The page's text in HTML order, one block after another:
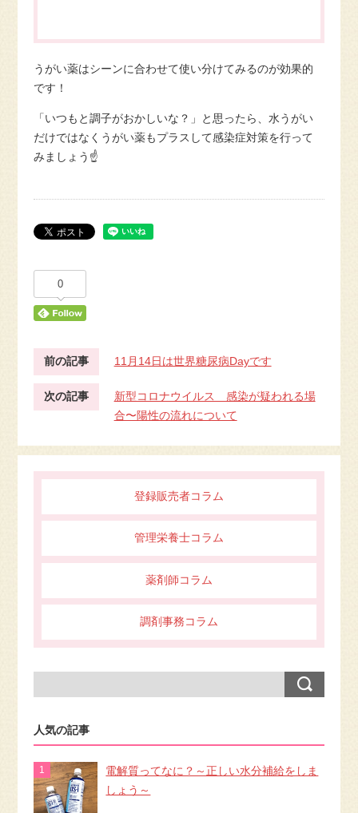
うがい薬はシーンに合わせて使い分けてみるのが効果的
です！
「いつもと調子がおかしいな？」と思ったら、水うがい
だけではなくうがい薬もプラスして感染症対策を行って
みましょう☝
0
前の記事 11月14日は世界糖尿病Dayです
次の記事
新型コロナウイルス 感染が疑われる場
合〜陽性の流れについて
登録販売者コラム
管理栄養士コラム
薬剤師コラム
調剤事務コラム
人気の記事
電解質ってなに？～正しい水分補給をしま
しょう～